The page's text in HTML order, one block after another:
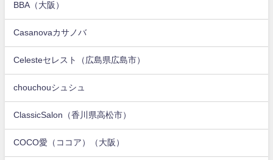
BBA（大阪）
Casanovaカサノバ
Celesteセレスト（広島県広島市）
chouchouシュシュ
ClassicSalon（香川県高松市）
COCO愛（ココア）（大阪）